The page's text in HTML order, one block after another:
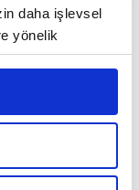
daha işlevsel
yönelik
amaçlarıyla
vasıtasıyla
bilgi için